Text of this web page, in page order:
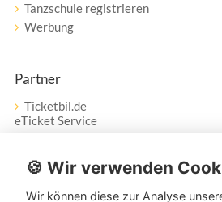
Tanzschule registrieren
Werbung
Partner
Ticketbil.de
eTicket Service
Vertrag widerrufen
🍪 Wir verwenden
Wir können diese zur Analyse